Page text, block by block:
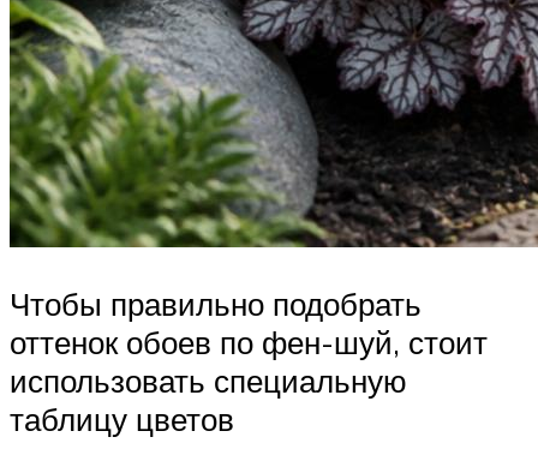
Чтобы правильно подобрать
оттенок обоев по фен-шуй, стоит
использовать специальную
таблицу цветов